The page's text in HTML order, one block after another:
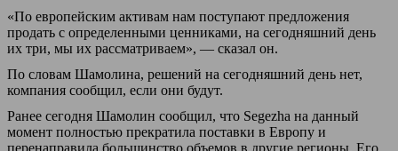
«По европейским активам нам поступают предложения
продать с определенными ценниками, на сегодняшний день
их три, мы их рассматриваем», — сказал он.
По словам Шамолина, решений на сегодняшний день нет,
компания сообщил, если они будут.
Ранее сегодня Шамолин сообщил, что Segezha на данный
момент полностью прекратила поставки в Европу и
перенаправила большинство объемов в другие регионы. Его